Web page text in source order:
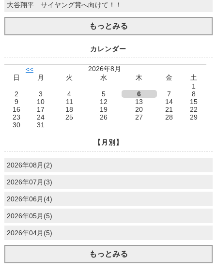
大谷翔平 サイヤング賞へ向けて！！
もっとみる
カレンダー
<<
2026年8月
日
月 火 水 木 金
土
1
2
3 4 5 6 7
8
9
10 11 12 13 14
15
16
17 18 19 20 21
22
23
24 25 26 27 28
29
30
31
【月別】
2026年08月(2)
2026年07月(3)
2026年06月(4)
2026年05月(5)
2026年04月(5)
もっとみる